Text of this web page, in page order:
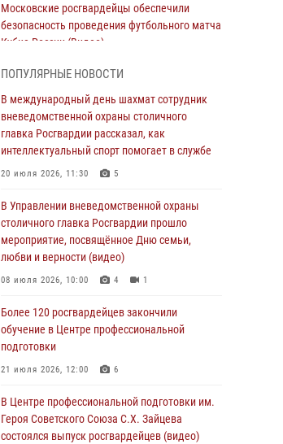
Московские росгвардейцы обеспечили
безопасность проведения футбольного матча
Кубка России (Видео)
Делегация МВД Республики Беларусь
ознакомилась с передовыми методами
работы Росгвардии в Москве (видео)
04 августа 2026, 18:16 5 1
чемпионат по самбо и боевому самбо.
(видео)
04 августа 2026, 14:00 7 1
Офицер Росгвардии стал гостем прямого
работе дежурных частей
04 августа 2026, 12:28
В Москве росгвардейцы задержали
торгового центра (видео)
04 августа 2026, 08:26 1
ПОПУЛЯРНЫЕ НОВОСТИ
В международный день шахмат сотрудник
вневедомственной охраны столичного
главка Росгвардии рассказал, как
интеллектуальный спорт помогает в службе
20 июля 2026, 11:30 5
В Управлении вневедомственной охраны
столичного главка Росгвардии прошло
мероприятие, посвящённое Дню семьи,
любви и верности (видео)
08 июля 2026, 10:00 4 1
Более 120 росгвардейцев закончили
обучение в Центре профессиональной
подготовки
21 июля 2026, 12:00 6
В Центре профессиональной подготовки им.
Героя Советского Союза С.Х. Зайцева
состоялся выпуск росгвардейцев (видео)